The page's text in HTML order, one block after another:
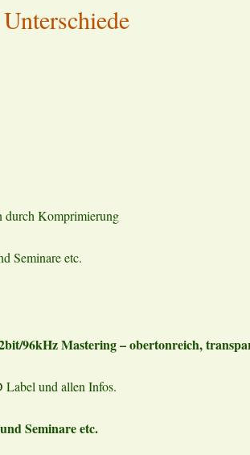
durch Komprimierung
Seminare etc.
96kHz Mastering – obertonreich,
und allen Infos.
Seminare etc.